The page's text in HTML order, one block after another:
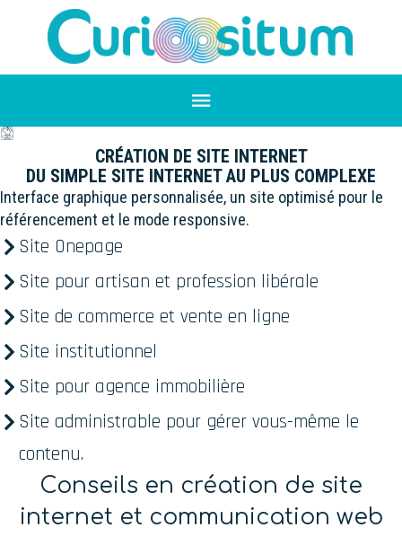
CRÉATION DE SITE INTERNET
DU SIMPLE SITE INTERNET AU PLUS COMPLEXE
Interface graphique personnalisée, un site optimisé pour le
référencement et le mode responsive.
Site Onepage
Site pour artisan et profession libérale
Site de commerce et vente en ligne
Site institutionnel
Site pour agence immobilière
Site administrable pour gérer vous-même le
contenu.
Conseils en création de site
internet et communication web